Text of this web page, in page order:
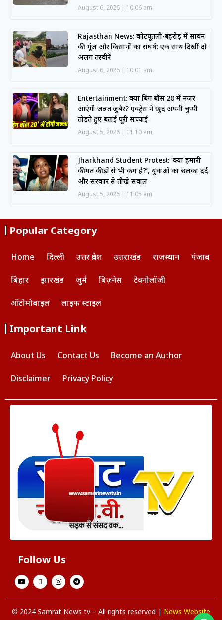
August 6, 2026 10:06 am
Rajasthan News: कोटपूतली-बहरोड़ में सावन
की गूंज और किसानों का संघर्ष: एक साथ दिखीं दो
अलग तस्वीरें
August 6, 2026 10:01 am
Entertainment: क्या बिग बॉस 20 में नजर
आएंगी जन्नत जुबैर? एक्ट्रेस ने खुद अपनी चुप्पी
तोड़ते हुए बताई पूरी सच्चाई
August 5, 2026 11:10 am
Jharkhand Student Protest: ‘क्या हमारी
कीमत कीड़ों से भी कम है?’, युवाओं का छलका दर्द
और सरकार से तीखे सवाल
August 5, 2026 11:05 am
Popular Category
Home दिल्ली उत्तर प्रदेश उत्तराखंड राजस्थान पंजाब
बिहार झारखंड जुर्म बिज़नेस टेक्नोलॉजी
ऑटोमोबाइल लाइफ स्टाइल
Important Link
About Us Contact Us Become an Author
Disclaimer Privacy Policy
Follow Us
© 2024 Samrat News tv – All rights reserved | News Website